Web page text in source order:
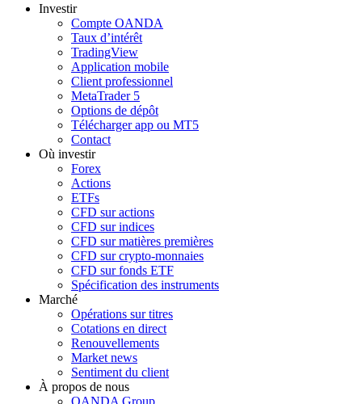
Investir
Compte OANDA
Taux d’intérêt
TradingView
Application mobile
Client professionnel
MetaTrader 5
Options de dépôt
Télécharger app ou MT5
Contact
Où investir
Forex
Actions
ETFs
CFD sur actions
CFD sur indices
CFD sur matières premières
CFD sur crypto-monnaies
CFD sur fonds ETF
Spécification des instruments
Marché
Opérations sur titres
Cotations en direct
Renouvellements
Market news
Sentiment du client
À propos de nous
OANDA Group